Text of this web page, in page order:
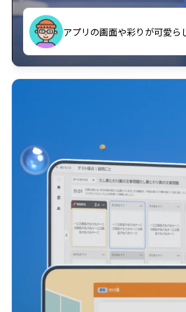
使いやすくて、新フレーバー
よく見ています。
クラスごとに特典があるよう
す。